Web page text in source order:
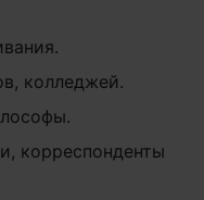
колледжей.
корреспонденты